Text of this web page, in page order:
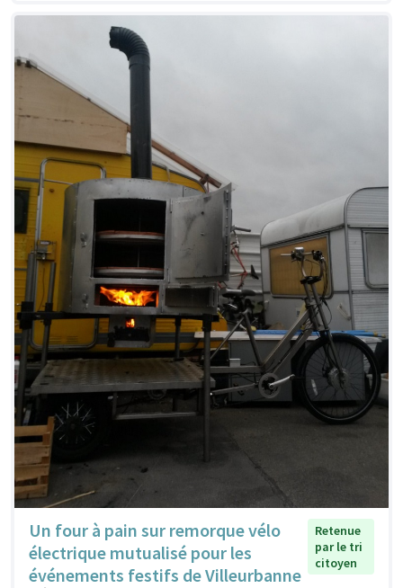
Un four à pain sur remorque vélo
électrique mutualisé pour les
événements festifs de Villeurbanne
Retenue
par le tri
citoyen